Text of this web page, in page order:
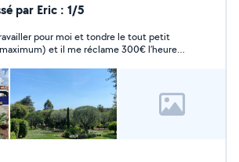
par Eric : 1/5
pour moi et tondre le tout petit
et il me réclame 300€ l’heure